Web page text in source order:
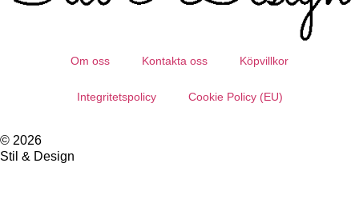
Om oss Kontakta oss Köpvillkor
Integritetspolicy Cookie Policy (EU)
© 2026
Stil & Design